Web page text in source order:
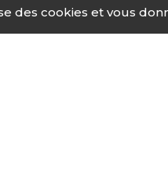
dépendance peut nous
des cookies et vous